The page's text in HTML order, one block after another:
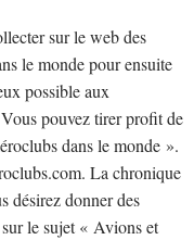
sur le web des
le monde pour ensuite
possible aux
pouvez tirer profit de
dans le monde ».
La chronique
désirez donner des
le sujet « Avions et